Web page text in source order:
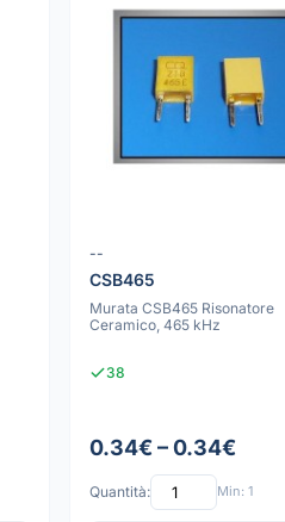
--
CSB465
Murata CSB465 Risonatore
Ceramico, 465 kHz
38
0.34€ – 0.34€
Quantità: Min: 1